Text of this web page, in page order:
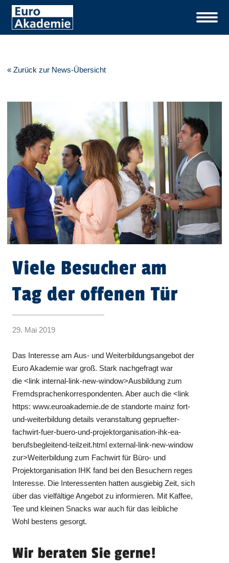
« Zurück zur News-Übersicht
Viele Besucher am
Tag der offenen Tür
29. Mai 2019
Das Interesse am Aus- und Weiterbildungsangebot der
Euro Akademie war groß. Stark nachgefragt war
die <link internal-link-new-window>Ausbildung zum
Fremdsprachenkorrespondenten. Aber auch die <link
https: www.euroakademie.de de standorte mainz fort-
und-weiterbildung details veranstaltung gepruefter-
fachwirt-fuer-buero-und-projektorganisation-ihk-ea-
berufsbegleitend-teilzeit.html external-link-new-window
zur>Weiterbildung zum Fachwirt für Büro- und
Projektorganisation IHK fand bei den Besuchern reges
Interesse. Die Interessenten hatten ausgiebig Zeit, sich
über das vielfältige Angebot zu informieren. Mit Kaffee,
Tee und kleinen Snacks war auch für das leibliche
Wohl bestens gesorgt.
Wir beraten Sie gerne!